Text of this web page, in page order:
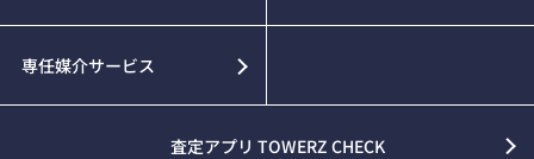
専任媒介サービス
査定アプリ TOWERZ CHECK